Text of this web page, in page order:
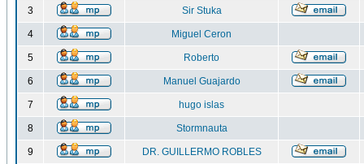
3 Sir Stuka
4 Miguel Ceron
5 Roberto
6 Manuel Guajardo
7 hugo islas
8 Stormnauta
9 DR. GUILLERMO ROBLES